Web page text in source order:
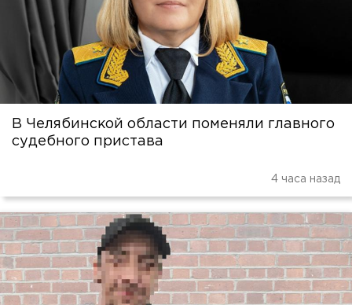
В Челябинской области поменяли главного
судебного пристава
4 часа назад